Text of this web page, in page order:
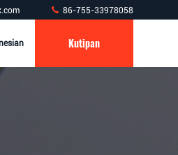
86-755-33978058
Kutipan